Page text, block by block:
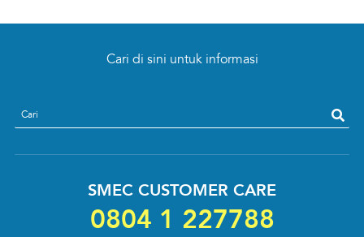
Cari di sini untuk informasi
search
SMEC CUSTOMER CARE
0804 1 227788